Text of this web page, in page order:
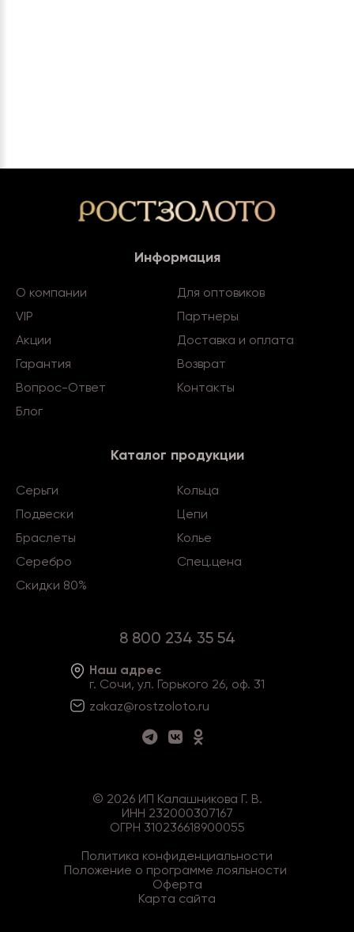
Информация
О компании
Для оптовиков
VIP
Партнеры
Акции
Доставка и оплата
Гарантия
Возврат
Вопрос-Ответ
Контакты
Блог
Каталог продукции
Серьги
Кольца
Подвески
Цепи
Браслеты
Колье
Серебро
Спец.цена
Скидки 80%
8 800 234 35 54
Наш адрес
г. Сочи, ул. Горького 26, оф. 31
zakaz@rostzoloto.ru
© 2026ИП Калашникова Г. В.
ИНН 232000307167
ОГРН 310236618900055
Политика конфиденциальности
Положение о программе лояльности
Оферта
Карта сайта